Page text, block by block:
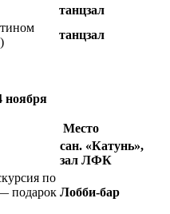
танцзал
танцзал
ноября
Место
сан. «Катунь»,
зал ЛФК
по
подарок Лобби-бар